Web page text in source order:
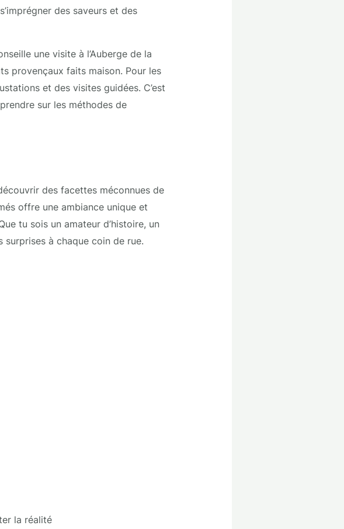
des saveurs et des
une visite à l’Auberge de la
provençaux faits maison. Pour les
et des visites guidées. C’est
sur les méthodes de
des facettes méconnues de
offre une ambiance unique et
tu sois un amateur d’histoire, un
surprises à chaque coin de rue.
la réalité